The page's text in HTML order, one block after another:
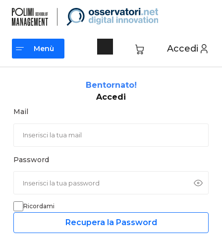
contenuto
Accedi
Menù
Bentornato!
Accedi
Mail
Password
Ricordami
Recupera la Password